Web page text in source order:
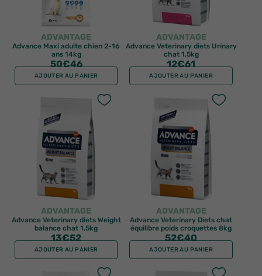
ADVANTAGE
Advance Maxi adulte chien 2-16
ans 14kg
50€46
AJOUTER AU PANIER
ADVANTAGE
Advance Veterinary diets Urinary
chat 1,5kg
12€61
AJOUTER AU PANIER
ADVANTAGE
Advance Veterinary diets Weight
balance chat 1,5kg
13€52
AJOUTER AU PANIER
ADVANTAGE
Advance Veterinary Diets chat
équilibre poids croquettes 8kg
52€40
AJOUTER AU PANIER